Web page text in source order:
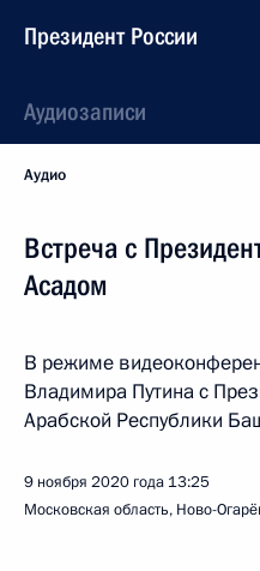
Президент России
Аудиозаписи
Аудио
Встреча с
Асадом
В режиме
Владимира Путина с
Арабской Республики
9 ноября 2020 года 13:25
Московская область, Ново-